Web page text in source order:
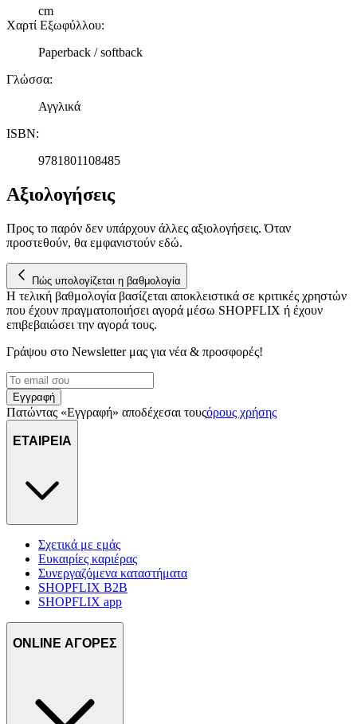
cm
Χαρτί Εξωφύλλου:
Paperback / softback
Γλώσσα:
Αγγλικά
ISBN:
9781801108485
Αξιολογήσεις
Προς το παρόν δεν υπάρχουν άλλες αξιολογήσεις. Όταν
προστεθούν, θα εμφανιστούν εδώ.
Πώς υπολογίζεται η βαθμολογία
Η τελική βαθμολογία βασίζεται αποκλειστικά σε κριτικές χρηστών
που έχουν πραγματοποιήσει αγορά μέσω SHOPFLIX ή έχουν
επιβεβαιώσει την αγορά τους.
Γράψου στο Νewsletter μας για νέα & προσφορές!
Εγγραφή
Πατώντας «Εγγραφή» αποδέχεσαι τουςόρους χρήσης
ΕΤΑΙΡΕΙΑ
Σχετικά με εμάς
Ευκαιρίες καριέρας
Συνεργαζόμενα καταστήματα
SHOPFLIX B2B
SHOPFLIX app
ONLINE ΑΓΟΡΕΣ